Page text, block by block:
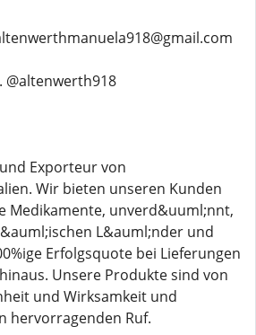
@altenwerth918
Exporteur von
Wir bieten unseren Kunden
Medikamente, unverd&uuml;nnt,
L&auml;nder und
Erfolgsquote bei Lieferungen
Unsere Produkte sind von
und Wirksamkeit und
hervorragenden Ruf.